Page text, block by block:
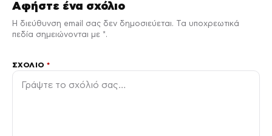
Αφήστε ένα σχόλιο
Η διεύθυνση email σας δεν δημοσιεύεται. Τα υποχρεωτικά
πεδία σημειώνονται με *.
ΣΧΌΛΙΟ*